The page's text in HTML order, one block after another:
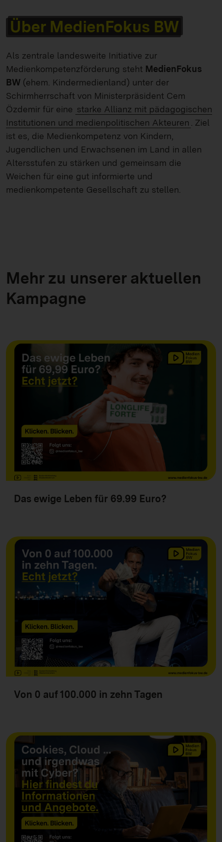
Über MedienFokus BW
Als zentrale landesweite Initiative zur
Medienkompetenzförderung steht MedienFokus
BW (ehem. Kindermedienland) unter der
Schirmherrschaft von Ministerpräsident Cem
Özdemir für eine starke Allianz mit pädagogischen
Institutionen und medienpolitischen Akteuren
. Ziel
ist es, die Medienkompetenz von Kindern,
Jugendlichen und Erwachsenen im Land in allen
Altersstufen zu stärken und gemeinsam die
Weichen für eine gut informierte und
medienkompetente Gesellschaft zu stellen.
Mehr zu unserer aktuellen
Kampagne
Das ewige Leben für 69.99 Euro?
Von 0 auf 100.000 in zehn Tagen